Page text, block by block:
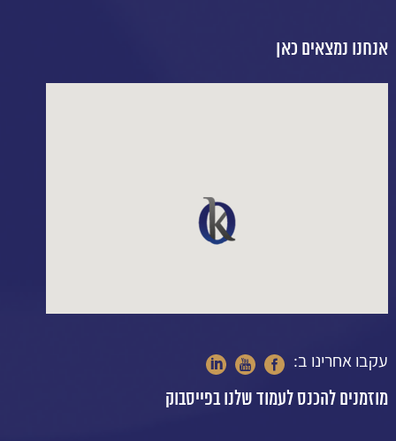
אנחנו נמצאים כאן
עקבו אחרינו ב:
מוזמנים להכנס לעמוד שלנו בפייסבוק